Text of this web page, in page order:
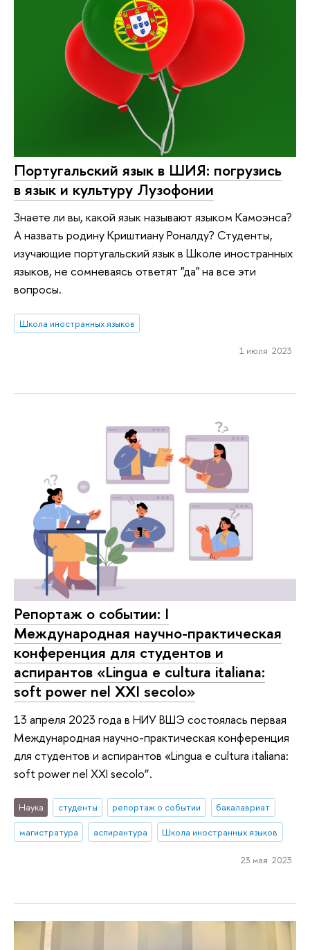
Португальский язык в ШИЯ: погрузись
в язык и культуру Лузофонии
Знаете ли вы, какой язык называют языком Камоэнса?
А назвать родину Криштиану Роналду? Студенты,
изучающие португальский язык в Школе иностранных
языков, не сомневаясь ответят "да" на все эти
вопросы.
Школа иностранных языков
1 июля 2023
Репортаж о событии: I
Международная научно-практическая
конференция для студентов и
аспирантов «Lingua e cultura italiana:
soft power nel XXI secolo»
13 апреля 2023 года в НИУ ВШЭ состоялась первая
Международная научно-практическая конференция
для студентов и аспирантов «Lingua e cultura italiana:
soft power nel XXI secolo”.
Наука студенты репортаж о событии
бакалавриат
магистратура
аспирантура Школа иностранных языков
23 мая 2023